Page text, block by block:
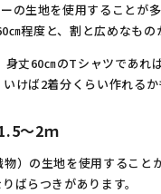
の生地を使用することが
程度と、割と広めなもの
身丈60㎝のTシャツであれ
けば2着分くらい作れるか
～2ｍ
）の生地を使用すること
ばらつきがあります。